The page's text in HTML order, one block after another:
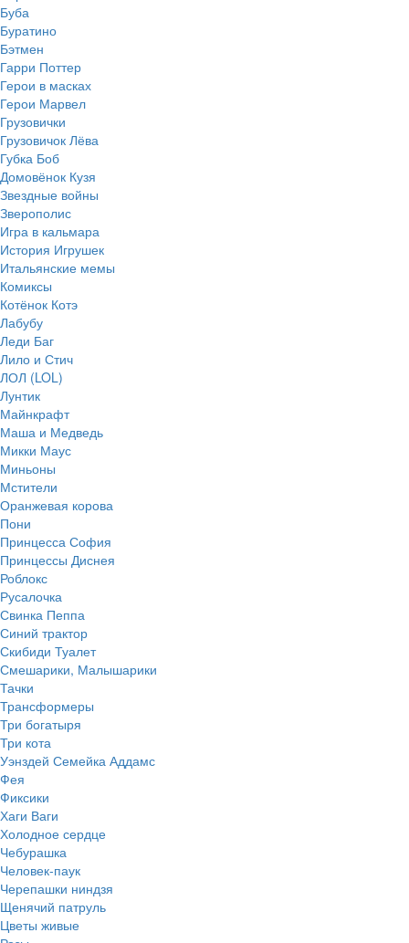
Буба
Буратино
Бэтмен
Гарри Поттер
Герои в масках
Герои Марвел
Грузовички
Грузовичок Лёва
Губка Боб
Домовёнок Кузя
Звездные войны
Зверополис
Игра в кальмара
История Игрушек
Итальянские мемы
Комиксы
Котёнок Котэ
Лабубу
Леди Баг
Лило и Стич
ЛОЛ (LOL)
Лунтик
Майнкрафт
Маша и Медведь
Микки Маус
Миньоны
Мстители
Оранжевая корова
Пони
Принцесса София
Принцессы Диснея
Роблокс
Русалочка
Свинка Пеппа
Синий трактор
Скибиди Туалет
Смешарики, Малышарики
Тачки
Трансформеры
Три богатыря
Три кота
Уэнздей Семейка Аддамс
Фея
Фиксики
Хаги Ваги
Холодное сердце
Чебурашка
Человек-паук
Черепашки ниндзя
Щенячий патруль
Цветы живые